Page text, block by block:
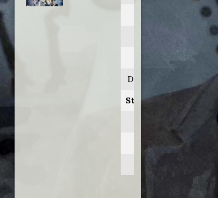
Dr. Jack Fleishman
Stagione.Episodio:
Regia di:
Rick Wallace